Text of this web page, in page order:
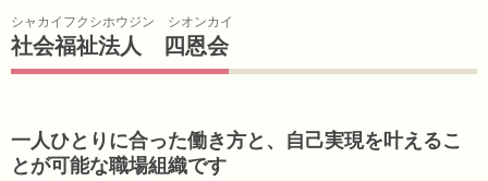
シャカイフクシホウジン シオンカイ
社会福祉法人 四恩会
一人ひとりに合った働き方と、自己実現を叶えるこ
とが可能な職場組織です